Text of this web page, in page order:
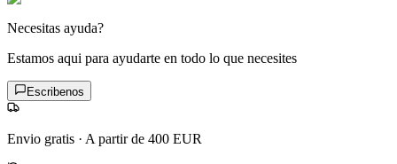
Necesitas ayuda?
Estamos aqui para ayudarte en todo lo que necesites
Escribenos
Envio gratis · A partir de 400 EUR